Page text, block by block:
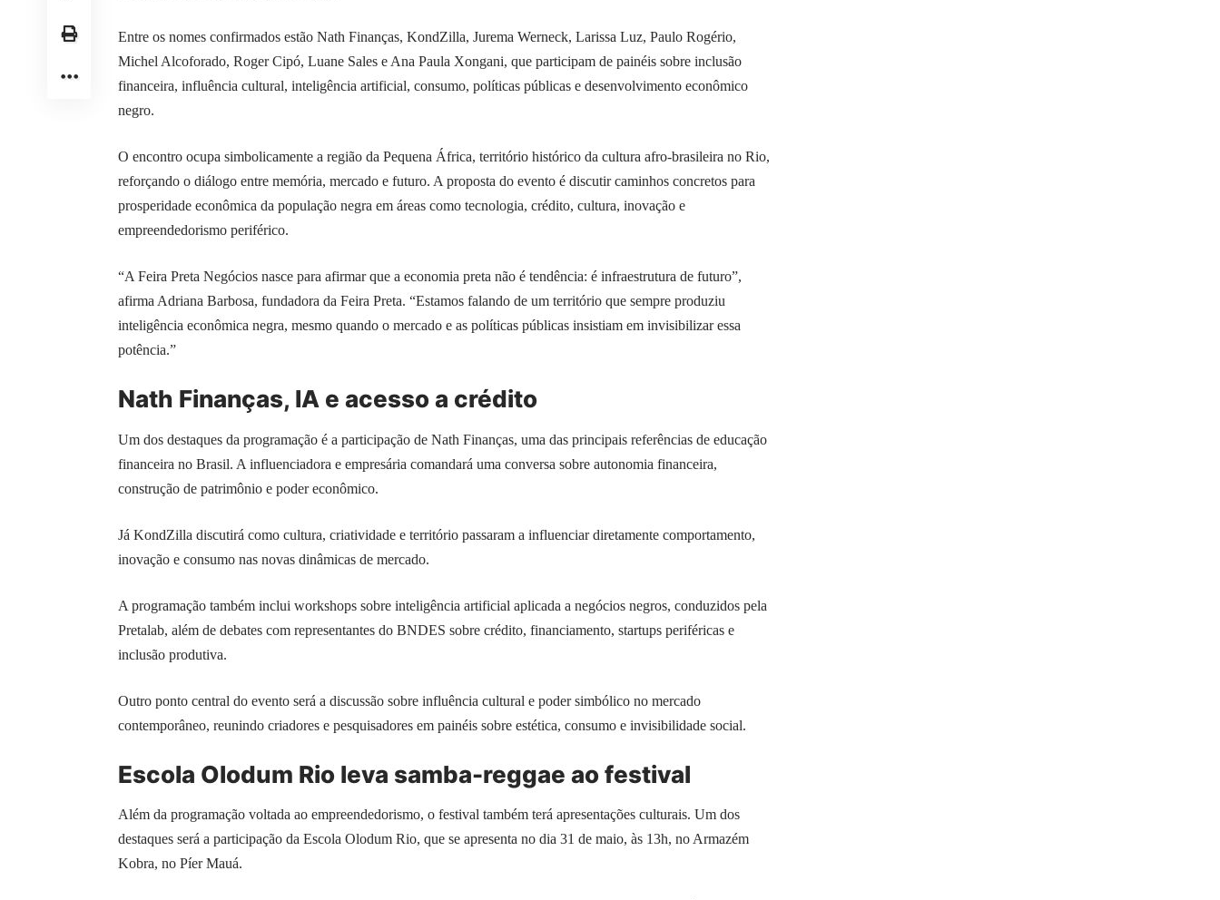
Entre os nomes confirmados estão Nath Finanças, KondZilla, Jurema Werneck, Larissa Luz, Paulo Rogério,
Michel Alcoforado, Roger Cipó, Luane Sales e Ana Paula Xongani, que participam de painéis sobre inclusão
financeira, influência cultural, inteligência artificial, consumo, políticas públicas e desenvolvimento econômico
negro.
O encontro ocupa simbolicamente a região da Pequena África, território histórico da cultura afro-brasileira no Rio,
reforçando o diálogo entre memória, mercado e futuro. A proposta do evento é discutir caminhos concretos para
prosperidade econômica da população negra em áreas como tecnologia, crédito, cultura, inovação e
empreendedorismo periférico.
“A Feira Preta Negócios nasce para afirmar que a economia preta não é tendência: é infraestrutura de futuro”,
afirma Adriana Barbosa, fundadora da Feira Preta. “Estamos falando de um território que sempre produziu
inteligência econômica negra, mesmo quando o mercado e as políticas públicas insistiam em invisibilizar essa
potência.”
Nath Finanças, IA e acesso a crédito
Um dos destaques da programação é a participação de Nath Finanças, uma das principais referências de educação
financeira no Brasil. A influenciadora e empresária comandará uma conversa sobre autonomia financeira,
construção de patrimônio e poder econômico.
Já KondZilla discutirá como cultura, criatividade e território passaram a influenciar diretamente comportamento,
inovação e consumo nas novas dinâmicas de mercado.
A programação também inclui workshops sobre inteligência artificial aplicada a negócios negros, conduzidos pela
Pretalab, além de debates com representantes do BNDES sobre crédito, financiamento, startups periféricas e
inclusão produtiva.
Outro ponto central do evento será a discussão sobre influência cultural e poder simbólico no mercado
contemporâneo, reunindo criadores e pesquisadores em painéis sobre estética, consumo e invisibilidade social.
Escola Olodum Rio leva samba-reggae ao festival
Além da programação voltada ao empreendedorismo, o festival também terá apresentações culturais. Um dos
destaques será a participação da Escola Olodum Rio, que se apresenta no dia 31 de maio, às 13h, no Armazém
Kobra, no Píer Mauá.